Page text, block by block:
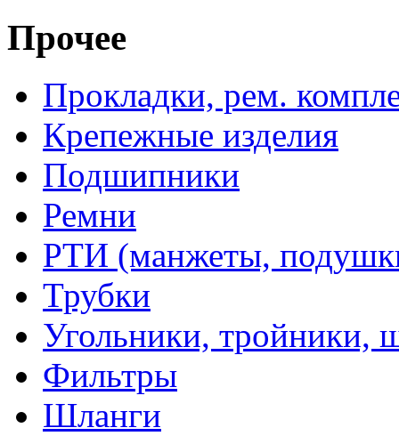
Прочее
Прокладки, рем.
Крепежные изделия
Подшипники
Ремни
РТИ (манжеты,
Трубки
Угольники, тройники,
Фильтры
Шланги